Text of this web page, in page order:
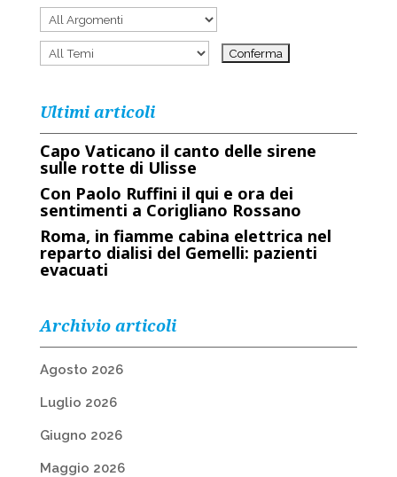
Ultimi articoli
Capo Vaticano il canto delle sirene
sulle rotte di Ulisse
Con Paolo Ruffini il qui e ora dei
sentimenti a Corigliano Rossano
Roma, in fiamme cabina elettrica nel
reparto dialisi del Gemelli: pazienti
evacuati
Archivio articoli
Agosto 2026
Luglio 2026
Giugno 2026
Maggio 2026